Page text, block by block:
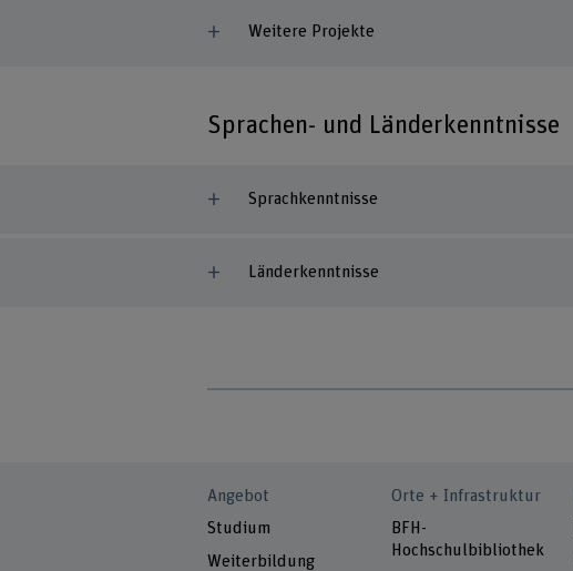
Weitere Projekte
Sprachen- und Länderkenntnisse
Sprachkenntnisse
Länderkenntnisse
Angebot
Studium
Weiterbildung
Orte + Infrastruktur
BFH-
Hochschulbibliothek